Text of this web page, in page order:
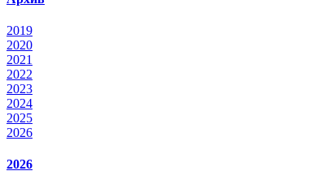
2019
2020
2021
2022
2023
2024
2025
2026
2026